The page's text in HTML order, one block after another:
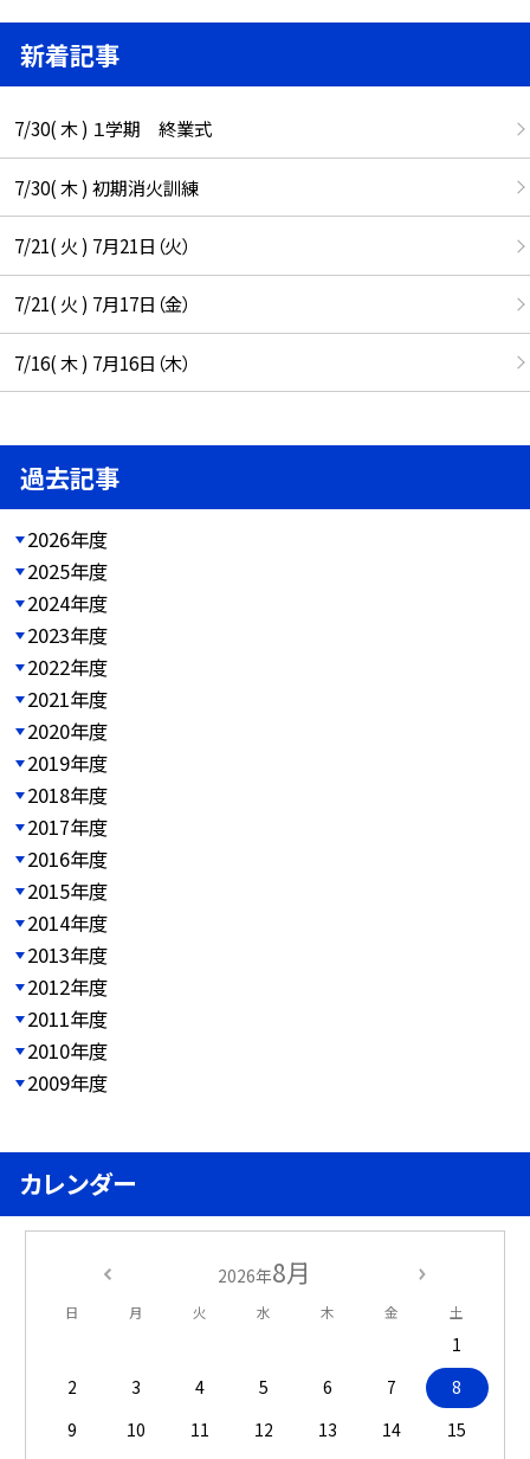
新着記事
7/30( 木 ) １学期 終業式
7/30( 木 ) 初期消火訓練
7/21( 火 ) 7月21日（火）
7/21( 火 ) 7月17日（金）
7/16( 木 ) 7月16日（木）
過去記事
2026年度
2025年度
2024年度
2023年度
2022年度
2021年度
2020年度
2019年度
2018年度
2017年度
2016年度
2015年度
2014年度
2013年度
2012年度
2011年度
2010年度
2009年度
カレンダー
2026年8月
日 月 火 水 木 金 土
1
2
3 4 5 6 7
8
9
10 11 12 13 14
15